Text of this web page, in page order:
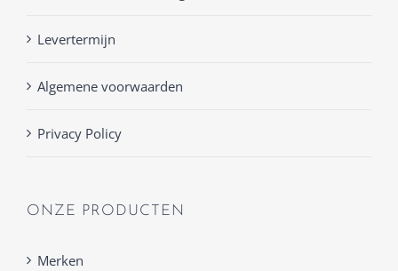
Levertermijn
Algemene voorwaarden
Privacy Policy
ONZE PRODUCTEN
Merken